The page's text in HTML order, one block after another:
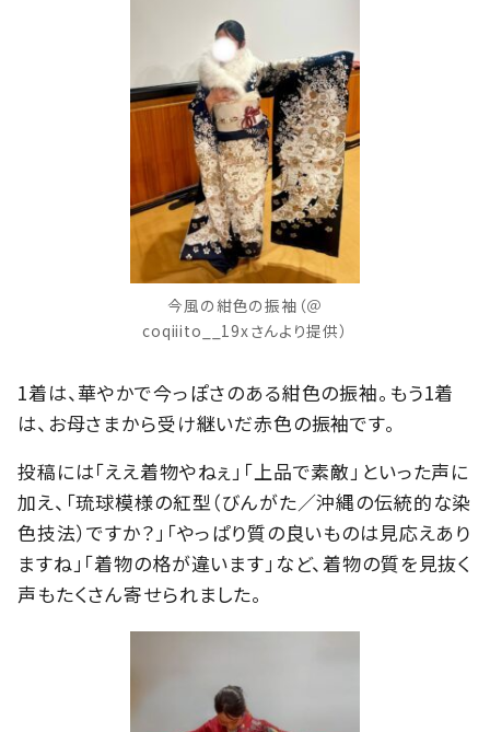
今風の紺色の振袖（＠
coqiiito__19xさんより提供）
1着は、華やかで今っぽさのある紺色の振袖。もう1着
は、お母さまから受け継いだ赤色の振袖です。
投稿には「ええ着物やねぇ」「上品で素敵」といった声に
加え、「琉球模様の紅型（びんがた／沖縄の伝統的な染
色技法）ですか？」「やっぱり質の良いものは見応えあり
ますね」「着物の格が違います」など、着物の質を見抜く
声もたくさん寄せられました。